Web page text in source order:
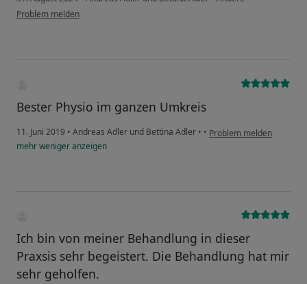
Problem melden
Bester Physio im ganzen Umkreis
11. Juni 2019 • Andreas Adler und Bettina Adler • • Problem melden
mehrwenigeranzeigen
Ich bin von meiner Behandlung in dieser
Praxsis sehr begeistert. Die Behandlung hat mir
sehr geholfen.